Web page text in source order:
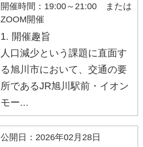
開催時間：19:00～21:00 または
ZOOM開催
1. 開催趣旨
人口減少という課題に直面す
る旭川市において、交通の要
所であるJR旭川駅前・イオン
モー...
公開日：2026年02月28日